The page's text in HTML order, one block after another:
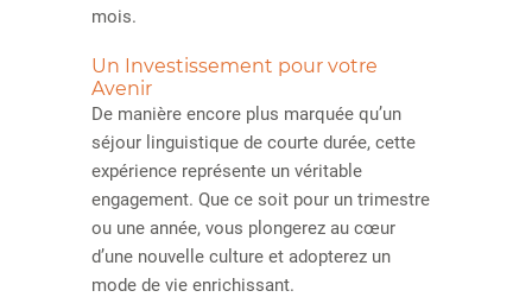
mois.
Un Investissement pour votre
Avenir
De manière encore plus marquée qu’un
séjour linguistique de courte durée, cette
expérience représente un véritable
engagement. Que ce soit pour un trimestre
ou une année, vous plongerez au cœur
d’une nouvelle culture et adopterez un
mode de vie enrichissant.